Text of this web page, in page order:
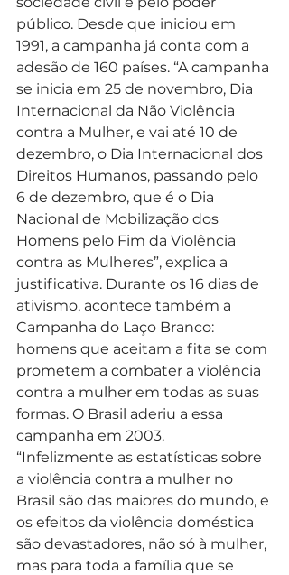
público. Desde que iniciou em
1991, a campanha já conta com a
adesão de 160 países. “A campanha
se inicia em 25 de novembro, Dia
Internacional da Não Violência
contra a Mulher, e vai até 10 de
dezembro, o Dia Internacional dos
Direitos Humanos, passando pelo
6 de dezembro, que é o Dia
Nacional de Mobilização dos
Homens pelo Fim da Violência
contra as Mulheres”, explica a
justificativa. Durante os 16 dias de
ativismo, acontece também a
Campanha do Laço Branco:
homens que aceitam a fita se com
prometem a combater a violência
contra a mulher em todas as suas
formas. O Brasil aderiu a essa
campanha em 2003.
“Infelizmente as estatísticas sobre
a violência contra a mulher no
Brasil são das maiores do mundo, e
os efeitos da violência doméstica
são devastadores, não só à mulher,
mas para toda a família que se